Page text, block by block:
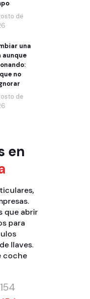
de
una
aunque
no
de
en
,
.
que abrir
para
llaves.
coche